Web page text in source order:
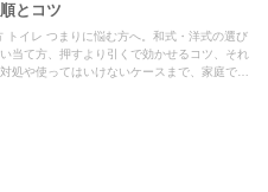
とコツ
トイレ つまりに悩む方へ。和式・洋式の選び
当て方、押すより引くで効かせるコツ、それ
処や使ってはいけないケースまで、家庭です